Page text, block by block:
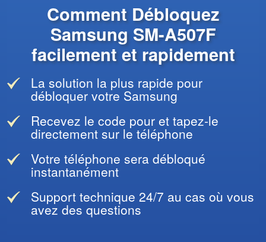
Comment Débloquez
Samsung SM-A507F
facilement et rapidement
La solution la plus rapide pour
débloquer votre Samsung
Recevez le code pour et tapez-le
directement sur le téléphone
Votre téléphone sera débloqué
instantanément
Support technique 24/7 au cas où vous
avez des questions